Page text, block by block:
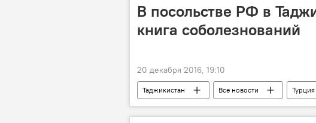
В посольстве РФ в
книга соболезнований
20 декабря 2016, 19:10
Таджикистан Все новости Турция